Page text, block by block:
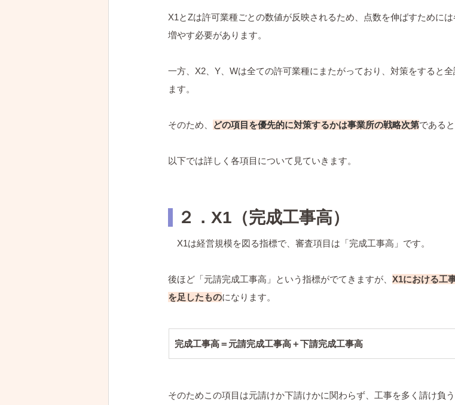
X1とZは許可業種ごとの数値が反映されるため、点数を伸ばすために
増やす必要があります。
一方、X2、Y、Wは全ての許可業種にまたがっており、対策をすると
ます。
そのため、 どの項目を優先的に対策するかは事業所の戦略次第である
以下では詳しく各項目について見ていきます。
２．X1（完成工事高）
X1は経営規模を図る指標で、審査項目は「完成工事高」です。
後ほど「元請完成工事高」という指標がでてきますが、 X1における工
を足したものになります。
完成工事高＝元請完成工事高＋下請完成工事高
そのためこの項目は元請けか下請けかに関わらず、工事を多く請け負